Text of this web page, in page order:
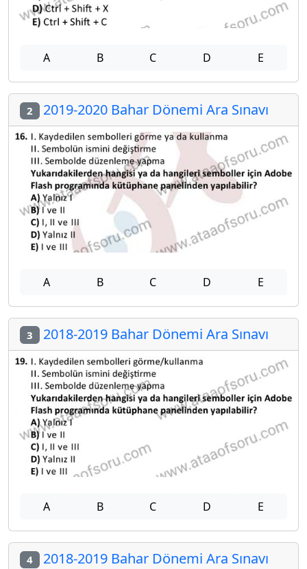
A B C D E
2 2019-2020 Bahar Dönemi Ara Sınavı
A B C D E
3 2018-2019 Bahar Dönemi Ara Sınavı
A B C D E
4 2018-2019 Bahar Dönemi Ara Sınavı